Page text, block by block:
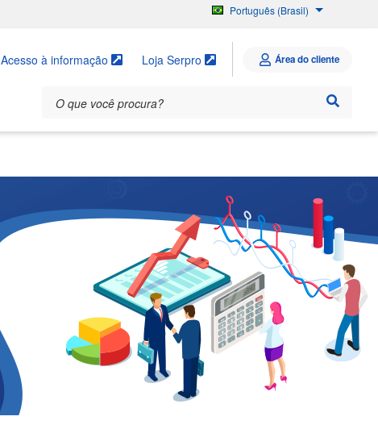
Português (Brasil)
Acesso à informação Loja Serpro Área do cliente